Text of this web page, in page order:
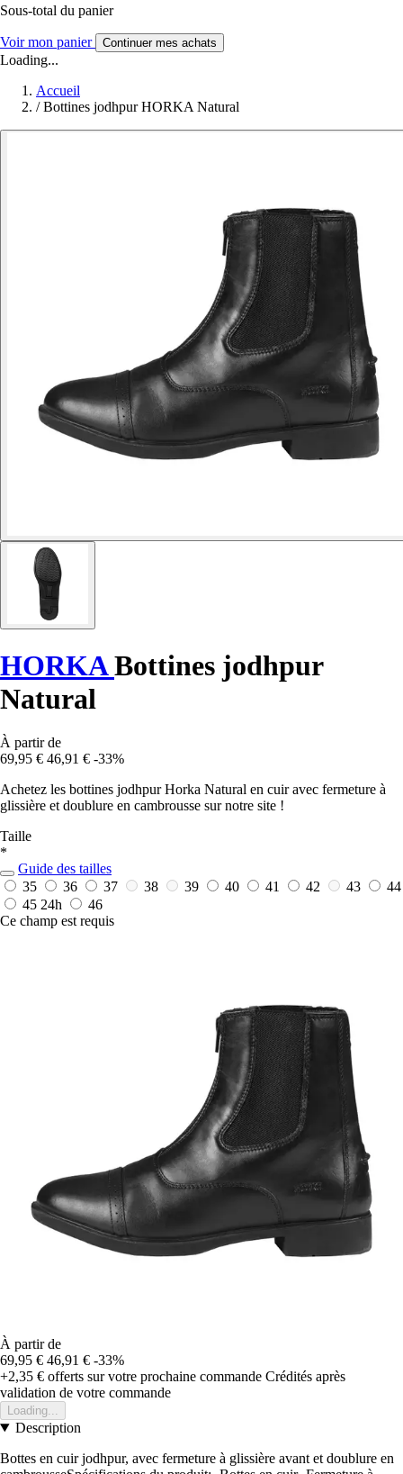
Sous-total du panier
Voir mon panier Continuer mes achats
Loading...
Accueil
/ Bottines jodhpur HORKA Natural
HORKABottines jodhpur
Natural
À partir de
69,95 € 46,91 € -33%
Achetez les bottines jodhpur Horka Natural en cuir avec fermeture à
glissière et doublure en cambrousse sur notre site !
Taille
*
Guide des tailles
35
36 37 38 39 40 41 42 43
44
45 24h
46
Ce champ est requis
À partir de
69,95 € 46,91 € -33%
+2,35 € offerts sur votre prochaine commande Crédités après
validation de votre commande
Loading...
Description
Bottes en cuir jodhpur, avec fermeture à glissière avant et doublure en